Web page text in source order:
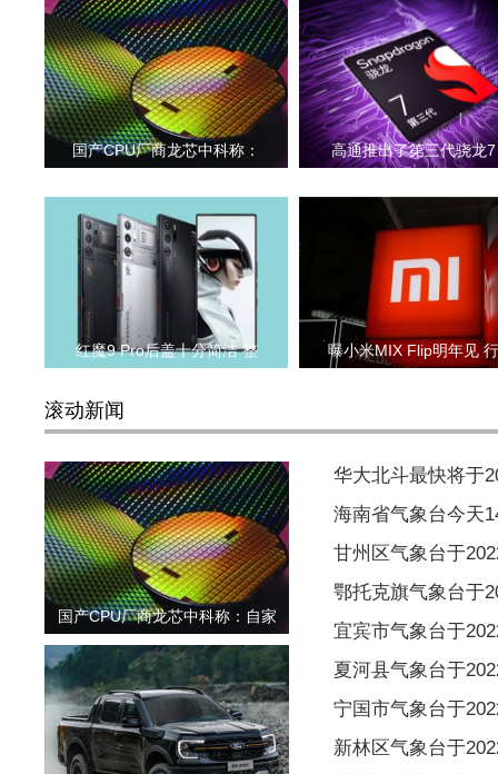
国产CPU厂商龙芯中科称： 高通推出了第三代骁龙
红魔9 Pro后盖十分简洁 整 曝小米MIX Flip明年见
滚动新闻
国产CPU厂商龙芯中科称：自家
华大北斗最快将于
海南省气象台今天
甘州区气象台于
鄂托克旗气象台于
宜宾市气象台于
夏河县气象台于
宁国市气象台于
新林区气象台于